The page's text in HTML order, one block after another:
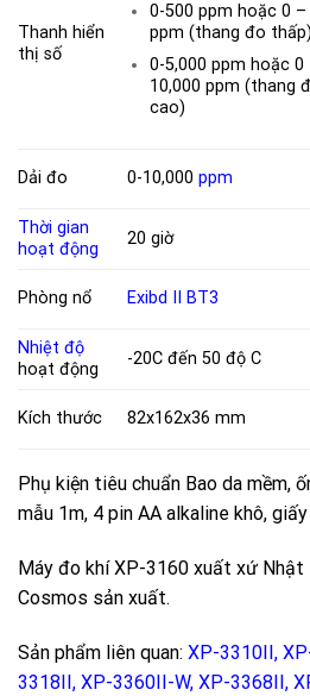
Thanh hiển
thị số
0-500 ppm hoặc 0 –
ppm (thang đo thấp)
0-5,000 ppm hoặc 0
10,000 ppm (thang
cao)
Dải đo 0-10,000ppm
Thời gian
hoạt động
20 giờ
Phòng nổ Exibd II BT3
Nhiệt độ
hoạt động
-20C đến 50 độ C
Kích thước 82x162x36 mm
Phụ kiện tiêu chuẩn Bao da mềm,
mẫu 1m, 4 pin AA alkaline khô,
Máy đo khí XP-3160 xuất xứ Nhật
Cosmos sản xuất.
Sản phẩm liên quan: XP-3310II,
3318II, XP-3360II-W, XP-3368II,